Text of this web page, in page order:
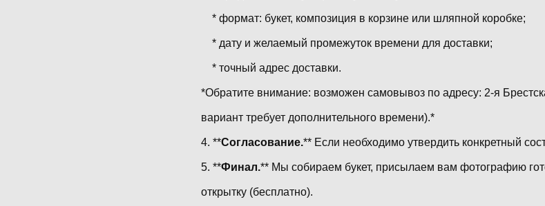
* формат: букет, композиция в корзине или шляпной коробке;
* дату и желаемый промежуток времени для доставки;
* точный адрес доставки.
*Обратите внимание: возможен самовывоз по адресу: 2-я
вариант требует дополнительного времени).*
4. **Согласование.** Если необходимо утвердить конкретный
5. **Финал.** Мы собираем букет, присылаем вам фотографию
открытку (бесплатно).